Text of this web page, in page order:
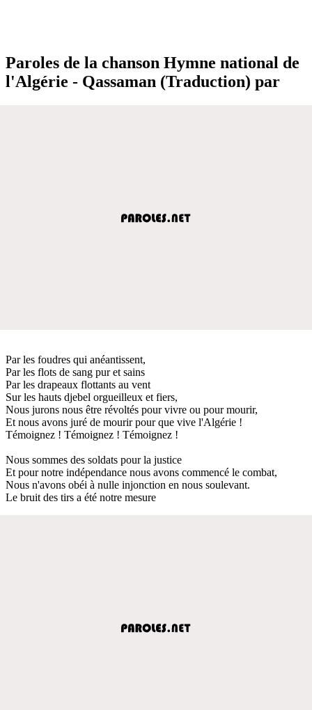
Paroles de la chanson Hymne national de
l'Algérie - Qassaman (Traduction) par
Par les foudres qui anéantissent,
Par les flots de sang pur et sains
Par les drapeaux flottants au vent
Sur les hauts djebel orgueilleux et fiers,
Nous jurons nous être révoltés pour vivre ou pour mourir,
Et nous avons juré de mourir pour que vive l'Algérie !
Témoignez ! Témoignez ! Témoignez !
Nous sommes des soldats pour la justice
Et pour notre indépendance nous avons commencé le combat,
Nous n'avons obéi à nulle injonction en nous soulevant.
Le bruit des tirs a été notre mesure